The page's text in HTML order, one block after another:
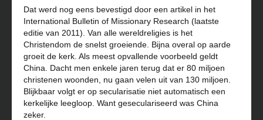
Dat werd nog eens bevestigd door een artikel in het
International Bulletin of Missionary Research (laatste
editie van 2011). Van alle wereldreligies is het
Christendom de snelst groeiende. Bijna overal op aarde
groeit de kerk. Als meest opvallende voorbeeld geldt
China. Dacht men enkele jaren terug dat er 80 miljoen
christenen woonden, nu gaan velen uit van 130 miljoen.
Blijkbaar volgt er op secularisatie niet automatisch een
kerkelijke leegloop. Want geseculariseerd was China
zeker.